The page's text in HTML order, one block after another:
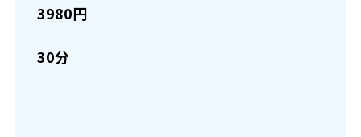
3980円
30分